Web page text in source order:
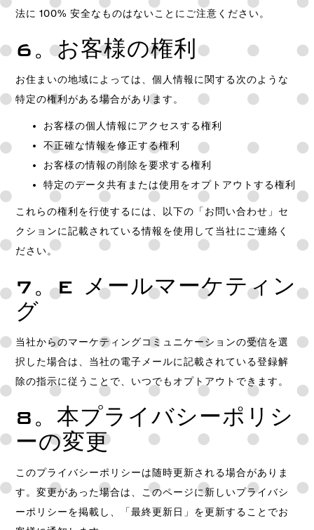
法に 100% 安全なものはないことにご注意ください。
6。お客様の権利
お住まいの地域によっては、個人情報に関する次のような
特定の権利がある場合があります。
お客様の個人情報にアクセスする権利
不正確な情報を修正する権利
お客様の情報の削除を要求する権利
特定のデータ共有または使用をオプトアウトする権利
これらの権利を行使するには、以下の「お問い合わせ」セ
クションに記載されている情報を使用して当社にご連絡く
ださい。
7。E メールマーケティン
グ
当社からのマーケティングコミュニケーションの受信を選
択した場合は、当社の電子メールに記載されている登録解
除の指示に従うことで、いつでもオプトアウトできます。
8。本プライバシーポリシ
ーの変更
このプライバシーポリシーは随時更新される場合がありま
す。変更があった場合は、このページに新しいプライバシ
ーポリシーを掲載し、「最終更新日」を更新することでお